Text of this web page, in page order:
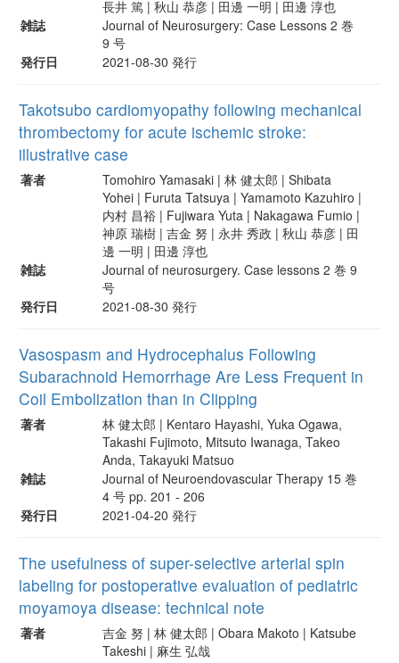
長井 篤 | 秋山 恭彦 | 田邊 一明 | 田邊 淳也
雑誌
Journal of Neurosurgery: Case Lessons 2 巻
9 号
発行日
2021-08-30 発行
Takotsubo cardiomyopathy following mechanical
thrombectomy for acute ischemic stroke:
illustrative case
著者
Tomohiro Yamasaki | 林 健太郎 | Shibata
Yohei | Furuta Tatsuya | Yamamoto Kazuhiro |
内村 昌裕 | Fujiwara Yuta | Nakagawa Fumio |
神原 瑞樹 | 吉金 努 | 永井 秀政 | 秋山 恭彦 | 田
邊 一明 | 田邊 淳也
雑誌
Journal of neurosurgery. Case lessons 2 巻 9
号
発行日
2021-08-30 発行
Vasospasm and Hydrocephalus Following
Subarachnoid Hemorrhage Are Less Frequent in
Coil Embolization than in Clipping
著者
林 健太郎 | Kentaro Hayashi, Yuka Ogawa,
Takashi Fujimoto, Mitsuto Iwanaga, Takeo
Anda, Takayuki Matsuo
雑誌
Journal of Neuroendovascular Therapy 15 巻
4 号 pp. 201 - 206
発行日
2021-04-20 発行
The usefulness of super-selective arterial spin
labeling for postoperative evaluation of pediatric
moyamoya disease: technical note
著者
吉金 努 | 林 健太郎 | Obara Makoto | Katsube
Takeshi | 麻生 弘哉